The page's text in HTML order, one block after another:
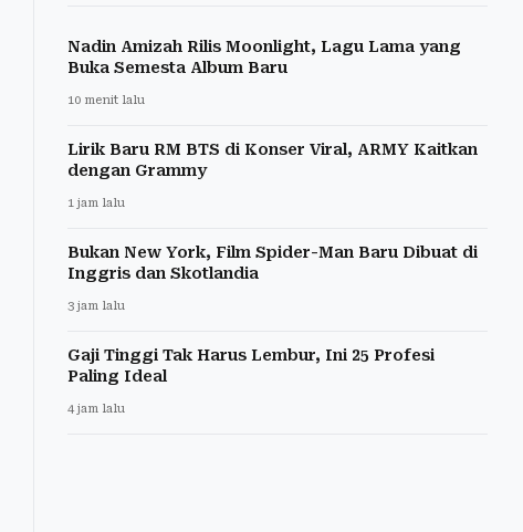
Nadin Amizah Rilis Moonlight, Lagu Lama yang
Buka Semesta Album Baru
10 menit lalu
Lirik Baru RM BTS di Konser Viral, ARMY Kaitkan
dengan Grammy
1 jam lalu
Bukan New York, Film Spider-Man Baru Dibuat di
Inggris dan Skotlandia
3 jam lalu
Gaji Tinggi Tak Harus Lembur, Ini 25 Profesi
Paling Ideal
4 jam lalu